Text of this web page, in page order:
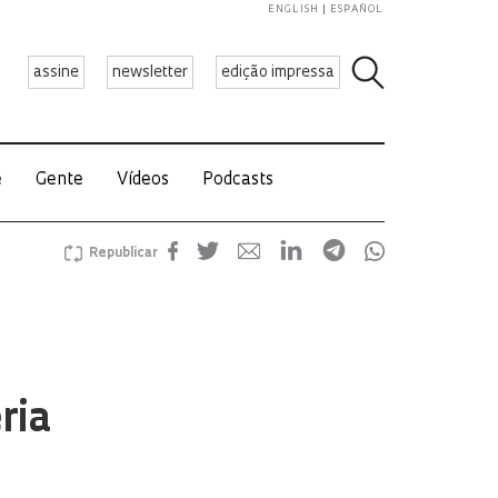
assine newsletter edição impressa
ENGLISH ESPAÑOL
Gente Vídeos Podcasts
Republicar